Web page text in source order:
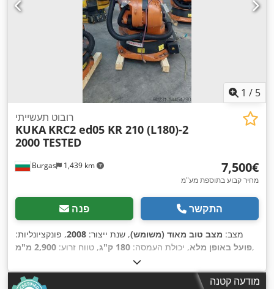
1 / 5
Burgas 1,439 km
רובוט תעשייתי
KUKA KRC2 ed05 KR 210 (L180)-2
2000 TESTED
‏7,500 ‏€
מחיר קבוע בתוספת מע"מ
פנה התקשר
מצב: מצב טוב מאוד (משומש), שנת ייצור: 2008, פונקציונליות:
פועל באופן מלא, יכולת העמסה: 180 ק"ג , טווח זרוע: 2,900 מ"מ ,
מודעה קטנה